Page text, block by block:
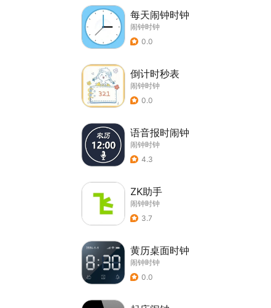
每天闹钟时钟
闹钟时钟
0.0
倒计时秒表
闹钟时钟
0.0
语音报时闹钟
闹钟时钟
4.3
ZK助手
闹钟时钟
3.7
黄历桌面时钟
闹钟时钟
0.0